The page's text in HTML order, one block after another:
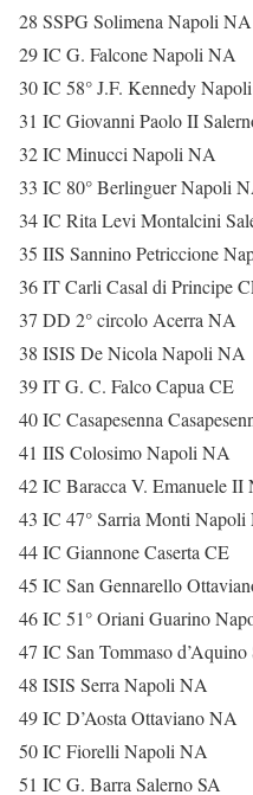
28 SSPG Solimena Napoli NA
29 IC G. Falcone Napoli NA
30 IC 58° J.F. Kennedy
31 IC Giovanni Paolo II
32 IC Minucci Napoli NA
33 IC 80° Berlinguer Napoli
34 IC Rita Levi Montalcini
35 IIS Sannino Petriccione
36 IT Carli Casal di Principe
37 DD 2° circolo Acerra NA
38 ISIS De Nicola Napoli NA
39 IT G. C. Falco Capua CE
40 IC Casapesenna
41 IIS Colosimo Napoli NA
42 IC Baracca V. Emanuele II
43 IC 47° Sarria Monti Napoli
44 IC Giannone Caserta CE
45 IC San Gennarello
46 IC 51° Oriani Guarino
47 IC San Tommaso d’Aquino
48 ISIS Serra Napoli NA
49 IC D’Aosta Ottaviano NA
50 IC Fiorelli Napoli NA
51 IC G. Barra Salerno SA